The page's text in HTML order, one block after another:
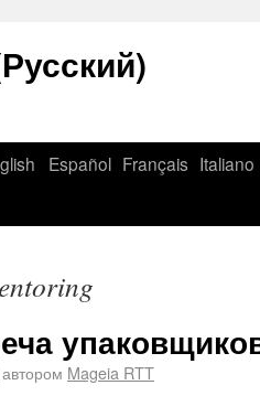
Español Français Italiano
автором Mageia RTT